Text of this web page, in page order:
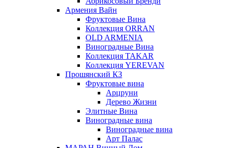
Армения Вайн
Фруктовые Вина
Коллекция ORRAN
OLD ARMENIA
Виноградные Вина
Коллекция TAKAR
Коллекция YEREVAN
Прошянский КЗ
Фруктовые вина
Арцруни
Дерево Жизни
Элитные Вина
Виноградные вина
Виноградные вина
Арт Палас